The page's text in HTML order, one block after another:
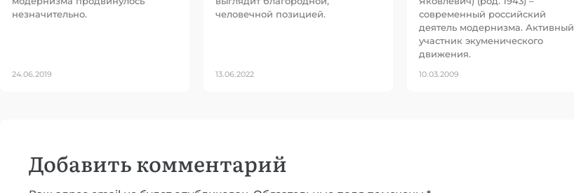
незначительно.
24.06.2019
человечной позицией.
13.06.2022
современный российский
деятель модернизма. Активный
участник экуменического
движения.
10.03.2009
Добавить комментарий